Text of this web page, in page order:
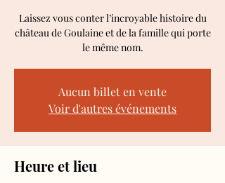
Laissez vous conter l’incroyable histoire du
château de Goulaine et de la famille qui porte
le même nom.
Aucun billet en vente
Voir d'autres événements
Heure et lieu